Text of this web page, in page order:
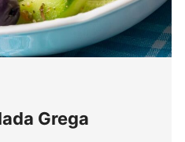
Grega